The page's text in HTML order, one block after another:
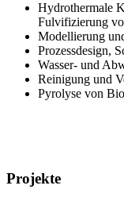
Hydrothermale
Fulvifizierung
Modellierung
Prozessdesign,
Wasser- und
Reinigung und
Pyrolyse von
Projekte